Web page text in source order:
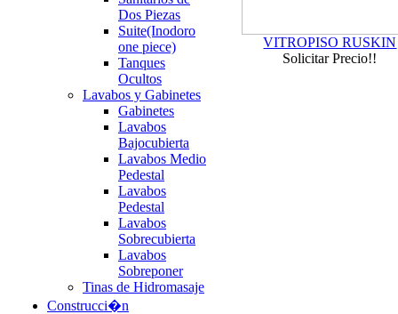
Dos Piezas
Suite(Inodoro
one piece)
Tanques
Ocultos
Lavabos y Gabinetes
Gabinetes
Lavabos
Bajocubierta
Lavabos Medio
Pedestal
Lavabos
Pedestal
Lavabos
Sobrecubierta
Lavabos
Sobreponer
Tinas de Hidromasaje
Construcci�n
VITROPISO RUSKIN
Solicitar Precio!!